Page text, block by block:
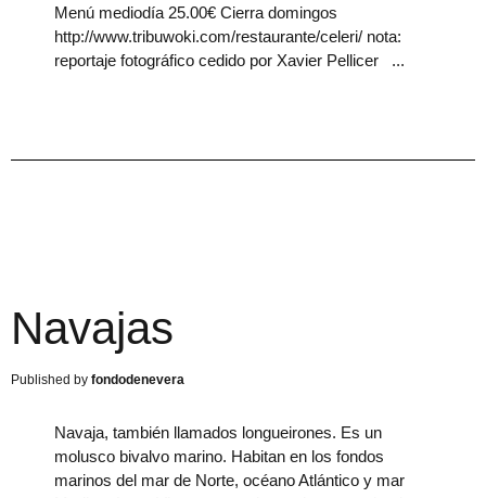
Menú mediodía 25.00€ Cierra domingos
http://www.tribuwoki.com/restaurante/celeri/ nota:
reportaje fotográfico cedido por Xavier Pellicer
Navajas
fondodenevera
Navaja, también llamados longueirones. Es un
molusco bivalvo marino. Habitan en los fondos
marinos del mar de Norte, océano Atlántico y mar